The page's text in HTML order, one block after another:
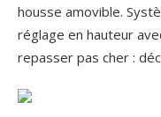
housse amovible.
réglage en hauteur
repasser pas cher :